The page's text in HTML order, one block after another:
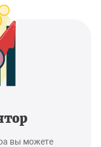
вы можете